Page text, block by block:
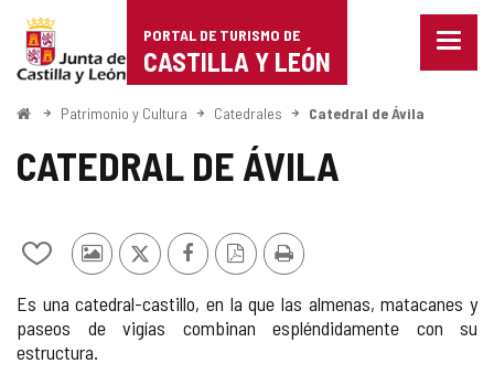
Portal
de
Turismo
de
Castilla
León
PORTAL DE TURISMO DE
CASTILLA Y LEÓN
Menu
InicioPatrimonio y Cultura Catedrales Catedral de Ávila
CATEDRAL DE ÁVILA
Añadir/quitar
mis
cuadernos
Fotos
otros
turistas
X FacebookVersiónImprimir
Es una catedral-castillo, en la que las almenas, matacanes y
paseos de vigías combinan espléndidamente con su
estructura.